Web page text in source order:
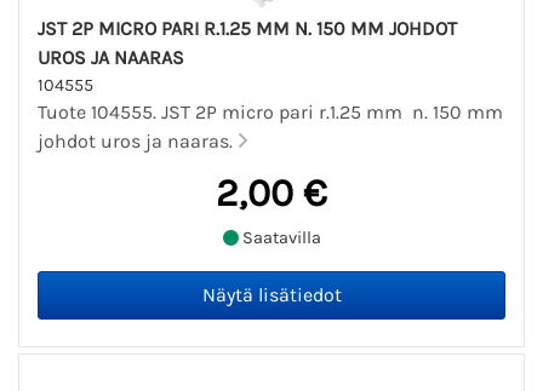
JST 2P MICRO PARI R.1.25 MM N. 150 MM JOHDOT
UROS JA NAARAS
104555
Tuote 104555. JST 2P micro pari r.1.25 mm n. 150 mm
johdot uros ja naaras.
2,00 €
Saatavilla